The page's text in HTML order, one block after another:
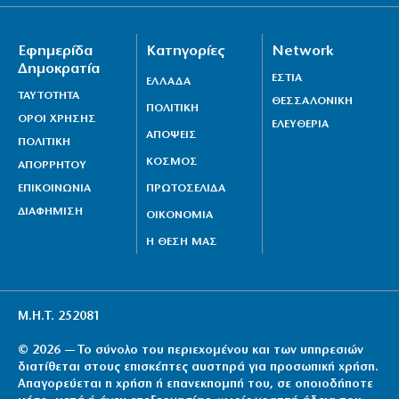
Μυστράς: 11 μήνες με αναστολή στον 55χρονο για
ψευδή κατάθεση
ΕΙΝΑΠ: «Φορτώνουν» εφημερίες στο Σισμανόγλειο
ενώ είναι στα όριά του
7|08|2026 | 14:19
Εφημερίδα
Δημοκρατία
ΤΑΥΤΟΤΗΤΑ
ΟΡΟΙ ΧΡΗΣΗΣ
ΠΟΛΙΤΙΚΗ
ΑΠΟΡΡΗΤΟΥ
ΕΠΙΚΟΙΝΩΝΙΑ
ΔΙΑΦΗΜΙΣΗ
Κατηγορίες
ΕΛΛΑΔΑ
ΠΟΛΙΤΙΚΗ
ΑΠΟΨΕΙΣ
ΚΟΣΜΟΣ
ΠΡΩΤΟΣΕΛΙΔΑ
ΟΙΚΟΝΟΜΙΑ
Η ΘΕΣΗ ΜΑΣ
Network
ΕΣΤΙΑ
ΘΕΣΣΑΛΟΝΙΚΗ
ΕΛΕΥΘΕΡΙΑ
Μ.Η.Τ. 252081
© 2026 — Το σύνολο του περιεχομένου και των υπηρεσιών
διατίθεται στους επισκέπτες αυστηρά για προσωπική χρήση.
Απαγορεύεται η χρήση ή επανεκπομπή του, σε οποιοδήποτε